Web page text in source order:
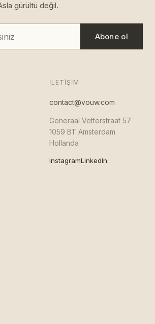
gürültü değil.
Abone ol
İLETIŞIM
contact@vouw.com
Generaal Vetterstraat 57
1059 BT Amsterdam
Hollanda
InstagramLinkedIn